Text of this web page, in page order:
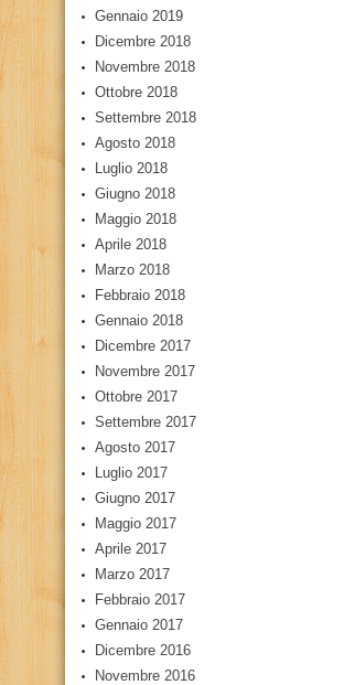
Gennaio 2019
Dicembre 2018
Novembre 2018
Ottobre 2018
Settembre 2018
Agosto 2018
Luglio 2018
Giugno 2018
Maggio 2018
Aprile 2018
Marzo 2018
Febbraio 2018
Gennaio 2018
Dicembre 2017
Novembre 2017
Ottobre 2017
Settembre 2017
Agosto 2017
Luglio 2017
Giugno 2017
Maggio 2017
Aprile 2017
Marzo 2017
Febbraio 2017
Gennaio 2017
Dicembre 2016
Novembre 2016